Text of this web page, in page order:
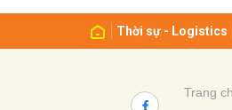
Thời sự - Logistics
Trang